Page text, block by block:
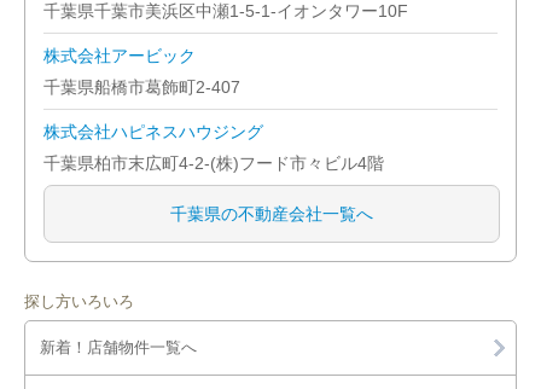
千葉県千葉市美浜区中瀬1-5-1-イオンタワー10F
株式会社アービック
千葉県船橋市葛飾町2-407
株式会社ハピネスハウジング
千葉県柏市末広町4-2-(株)フード市々ビル4階
千葉県の不動産会社一覧へ
探し方いろいろ
新着！店舗物件一覧へ